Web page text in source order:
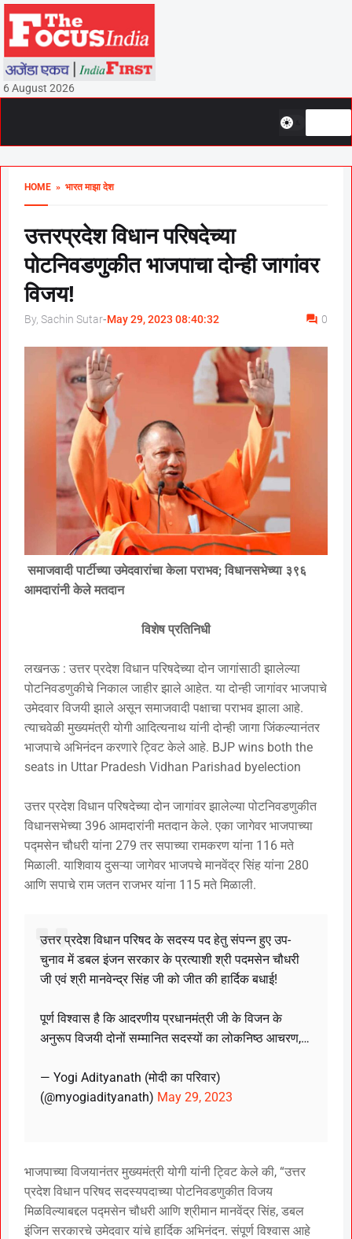
6 August 2026
HOME » भारत माझा देश
उत्तरप्रदेश विधान परिषदेच्या
पोटनिवडणुकीत भाजपाचा दोन्ही जागांवर
विजय!
By, Sachin Sutar-May 29, 2023 08:40:32 0
समाजवादी पार्टीच्या उमेदवारांचा केला पराभव; विधानसभेच्या ३९६
आमदारांनी केले मतदान
विशेष प्रतिनिधी
लखनऊ : उत्तर प्रदेश विधान परिषदेच्या दोन जागांसाठी झालेल्या
पोटनिवडणुकीचे निकाल जाहीर झाले आहेत. या दोन्ही जागांवर भाजपाचे
उमेदवार विजयी झाले असून समाजवादी पक्षाचा पराभव झाला आहे.
त्याचवेळी मुख्यमंत्री योगी आदित्यनाथ यांनी दोन्ही जागा जिंकल्यानंतर
भाजपाचे अभिनंदन करणारे ट्विट केले आहे. BJP wins both the
seats in Uttar Pradesh Vidhan Parishad byelection
उत्तर प्रदेश विधान परिषदेच्या दोन जागांवर झालेल्या पोटनिवडणुकीत
विधानसभेच्या 396 आमदारांनी मतदान केले. एका जागेवर भाजपाच्या
पद्मसेन चौधरी यांना 279 तर सपाच्या रामकरण यांना 116 मते
मिळाली. याशिवाय दुसऱ्या जागेवर भाजपचे मानवेंद्र सिंह यांना 280
आणि सपाचे राम जतन राजभर यांना 115 मते मिळाली.
उत्तर प्रदेश विधान परिषद के सदस्य पद हेतु संपन्न हुए उप-
चुनाव में डबल इंजन सरकार के प्रत्याशी श्री पदमसेन चौधरी
जी एवं श्री मानवेन्द्र सिंह जी को जीत की हार्दिक बधाई!
पूर्ण विश्वास है कि आदरणीय प्रधानमंत्री जी के विजन के
अनुरूप विजयी दोनों सम्मानित सदस्यों का लोकनिष्ठ आचरण,…
— Yogi Adityanath (मोदी का परिवार)
(@myogiadityanath) May 29, 2023
भाजपाच्या विजयानंतर मुख्यमंत्री योगी यांनी ट्विट केले की, “उत्तर
प्रदेश विधान परिषद सदस्यपदाच्या पोटनिवडणुकीत विजय
मिळविल्याबद्दल पद्मसेन चौधरी आणि श्रीमान मानवेंद्र सिंह, डबल
इंजिन सरकारचे उमेदवार यांचे हार्दिक अभिनंदन. संपूर्ण विश्वास आहे